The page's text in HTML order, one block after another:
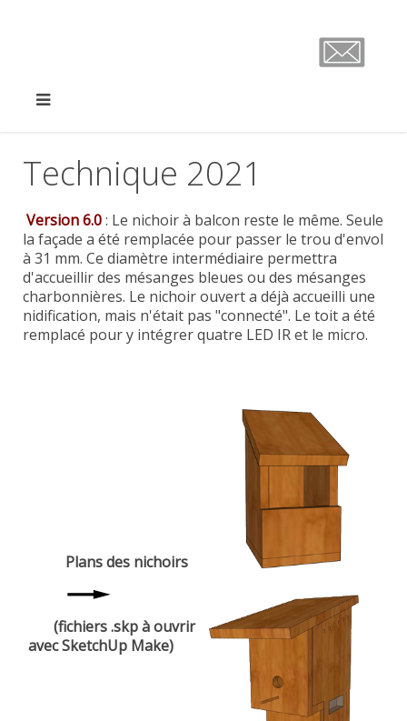
Technique 2021
Version 6.0: Le nichoir à balcon reste le même. Seule
la façade a été remplacée pour passer le trou d'envol
à 31 mm. Ce diamètre intermédiaire permettra
d'accueillir des mésanges bleues ou des mésanges
charbonnières. Le nichoir ouvert a déjà accueilli une
nidification, mais n'était pas "connecté". Le toit a été
remplacé pour y intégrer quatre LED IR et le micro.
Plans des nichoirs
(fichiers .skp à ouvrir
avec SketchUp Make)